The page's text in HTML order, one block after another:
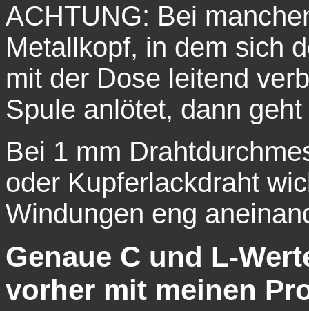
ACHTUNG: Bei
Metallkopf, in dem sich
mit der Dose leitend
Spule anlötet, dann
Bei 1 mm
oder Kupferlackdraht
Windungen eng
Genaue C und L-
vorher mit meinen